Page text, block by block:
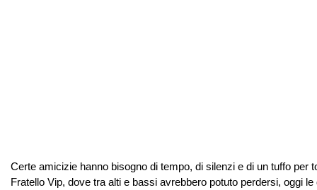
Certe amicizie hanno bisogno di tempo, di silenzi e di un tuffo per
Fratello Vip, dove tra alti e bassi avrebbero potuto perdersi, oggi